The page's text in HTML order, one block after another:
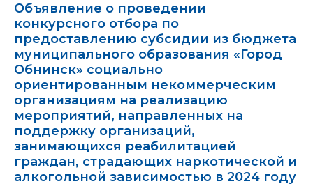
Объявление о проведении
конкурсного отбора по
предоставлению субсидии из бюджета
муниципального образования «Город
Обнинск» социально
ориентированным некоммерческим
организациям на реализацию
мероприятий, направленных на
поддержку организаций,
занимающихся реабилитацией
граждан, страдающих наркотической и
алкогольной зависимостью в 2024 году